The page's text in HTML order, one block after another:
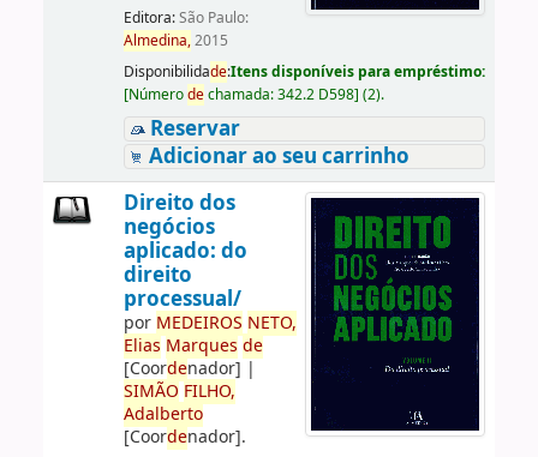
Editora:São Paulo:
Almedina,2015
Disponibilidade:Itens disponíveis para empréstimo:
[Númerodechamada:342.2 D598] (2).
Reservar
Adicionar ao seu carrinho
Direito dos
negócios
aplicado: do
direito
processual/
por MEDEIROS NETO,
Elias Marques de
[Coordenador] |
SIMÃO FILHO,
Adalberto
[Coordenador].